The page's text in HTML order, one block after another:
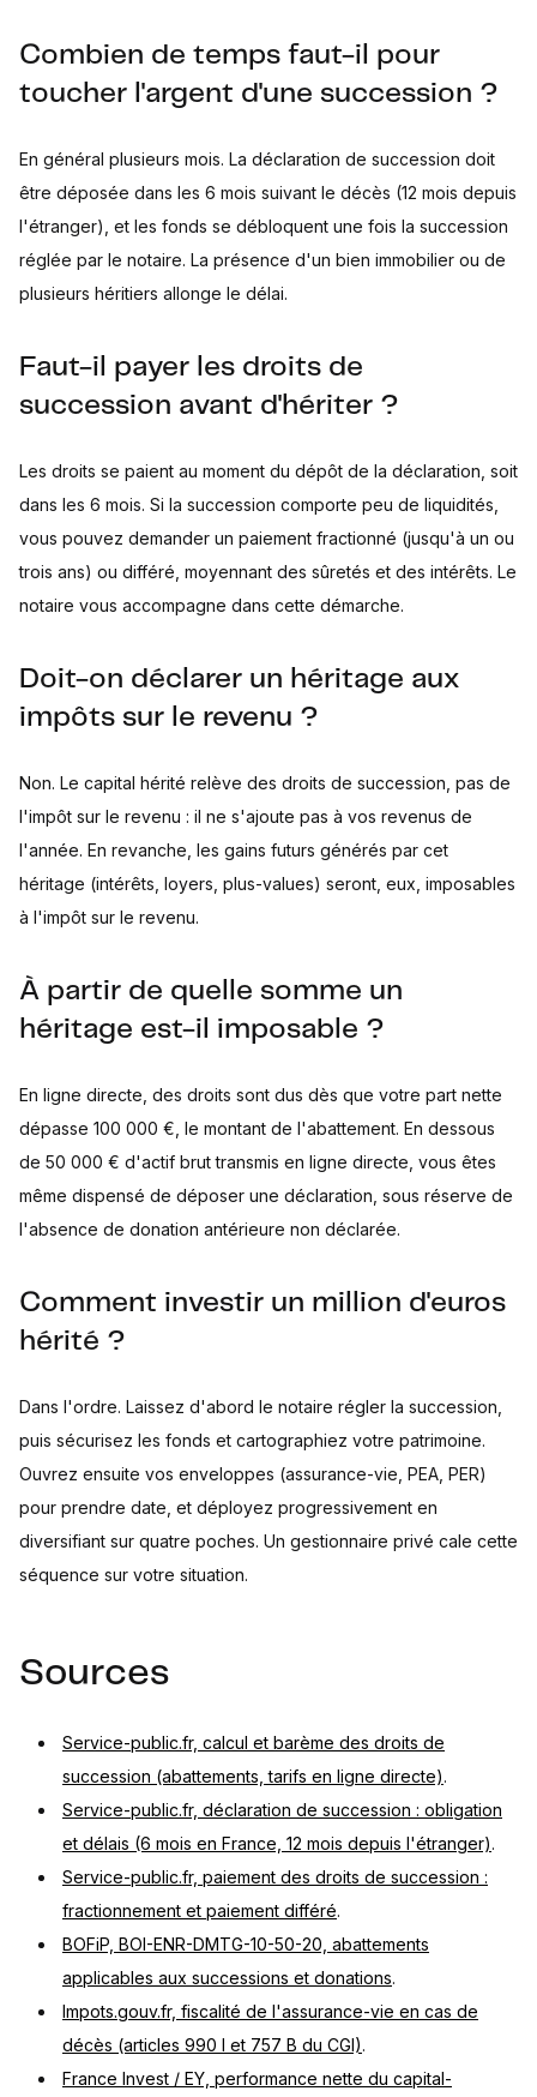
Combien de temps faut-il pour
toucher l'argent d'une succession ?
En général plusieurs mois. La déclaration de succession doit
être déposée dans les 6 mois suivant le décès (12 mois depuis
l'étranger), et les fonds se débloquent une fois la succession
réglée par le notaire. La présence d'un bien immobilier ou de
plusieurs héritiers allonge le délai.
Faut-il payer les droits de
succession avant d'hériter ?
Les droits se paient au moment du dépôt de la déclaration, soit
dans les 6 mois. Si la succession comporte peu de liquidités,
vous pouvez demander un paiement fractionné (jusqu'à un ou
trois ans) ou différé, moyennant des sûretés et des intérêts. Le
notaire vous accompagne dans cette démarche.
Doit-on déclarer un héritage aux
impôts sur le revenu ?
Non. Le capital hérité relève des droits de succession, pas de
l'impôt sur le revenu : il ne s'ajoute pas à vos revenus de
l'année. En revanche, les gains futurs générés par cet
héritage (intérêts, loyers, plus-values) seront, eux, imposables
à l'impôt sur le revenu.
À partir de quelle somme un
héritage est-il imposable ?
En ligne directe, des droits sont dus dès que votre part nette
dépasse 100 000 €, le montant de l'abattement. En dessous
de 50 000 € d'actif brut transmis en ligne directe, vous êtes
même dispensé de déposer une déclaration, sous réserve de
l'absence de donation antérieure non déclarée.
Comment investir un million d'euros
hérité ?
Dans l'ordre. Laissez d'abord le notaire régler la succession,
puis sécurisez les fonds et cartographiez votre patrimoine.
Ouvrez ensuite vos enveloppes (assurance-vie, PEA, PER)
pour prendre date, et déployez progressivement en
diversifiant sur quatre poches. Un gestionnaire privé cale cette
séquence sur votre situation.
Sources
Service-public.fr, calcul et barème des droits de
succession (abattements, tarifs en ligne directe).
Service-public.fr, déclaration de succession : obligation
et délais (6 mois en France, 12 mois depuis l'étranger).
Service-public.fr, paiement des droits de succession :
fractionnement et paiement différé.
BOFiP, BOI-ENR-DMTG-10-50-20, abattements
applicables aux successions et donations.
Impots.gouv.fr, fiscalité de l'assurance-vie en cas de
décès (articles 990 I et 757 B du CGI).
France Invest / EY, performance nette du capital-